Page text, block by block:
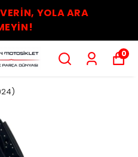
YOLA ARA
0